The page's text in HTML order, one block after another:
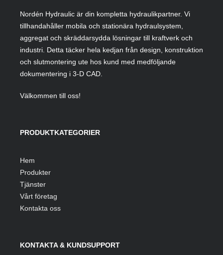
Nordén Hydraulic är din kompletta hydraulikpartner. Vi
tillhandahåller mobila och stationära hydraulsystem,
aggregat och skräddarsydda lösningar till kraftverk och
industri. Detta täcker hela kedjan från design, konstruktion
och slutmontering ute hos kund med medföljande
dokumentering i 3-D CAD.
Välkommen till oss!
PRODUKTKATEGORIER
Hem
Produkter
Tjänster
Vårt företag
Kontakta oss
KONTAKTA & KUNDSUPPORT